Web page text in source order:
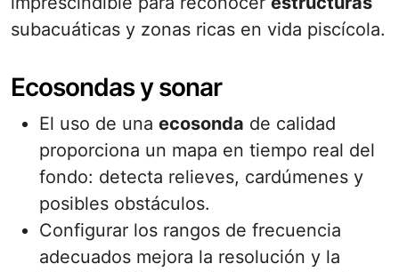
subacuáticas y zonas ricas en vida piscícola.
Ecosondas y sonar
El uso de una ecosonda de calidad
proporciona un mapa en tiempo real del
fondo: detecta relieves, cardúmenes y
posibles obstáculos.
Configurar los rangos de frecuencia
adecuados mejora la resolución y la